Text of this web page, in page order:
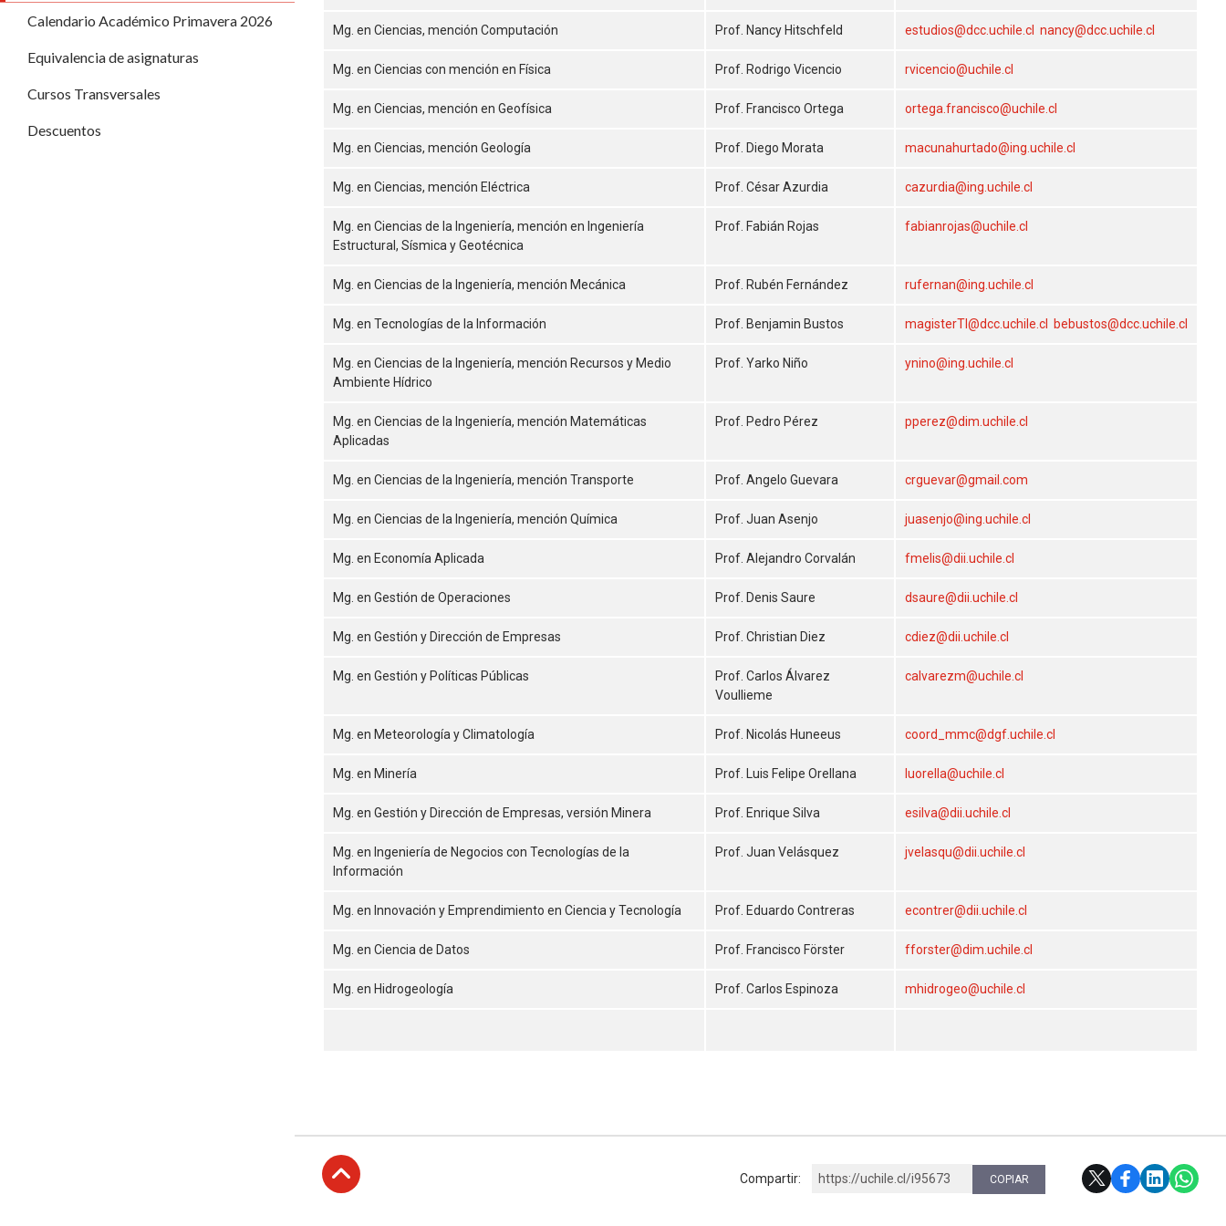
Calendario Académico Primavera 2026
Equivalencia de asignaturas
Cursos Transversales
Descuentos
Mg. en Ciencias, mención Computación Prof. Nancy Hitschfeld estudios@dcc.uchile.cl nancy@dcc.uchile.cl
Mg. en Ciencias con mención en Física Prof. Rodrigo Vicencio rvicencio@uchile.cl
Mg. en Ciencias, mención en Geofísica Prof. Francisco Ortega ortega.francisco@uchile.cl
Mg. en Ciencias, mención Geología Prof. Diego Morata macunahurtado@ing.uchile.cl
Mg. en Ciencias, mención Eléctrica Prof. César Azurdia cazurdia@ing.uchile.cl
Mg. en Ciencias de la Ingeniería, mención en Ingeniería
Estructural, Sísmica y Geotécnica
Prof. Fabián Rojas fabianrojas@uchile.cl
Mg. en Ciencias de la Ingeniería, mención Mecánica Prof. Rubén Fernández rufernan@ing.uchile.cl
Mg. en Tecnologías de la Información Prof. Benjamin Bustos magisterTI@dcc.uchile.cl bebustos@dcc.uchile.cl
Mg. en Ciencias de la Ingeniería, mención Recursos y Medio
Ambiente Hídrico
Prof. Yarko Niño ynino@ing.uchile.cl
Mg. en Ciencias de la Ingeniería, mención Matemáticas
Aplicadas
Prof. Pedro Pérez pperez@dim.uchile.cl
Mg. en Ciencias de la Ingeniería, mención Transporte Prof. Angelo Guevara crguevar@gmail.com
Mg. en Ciencias de la Ingeniería, mención Química Prof. Juan Asenjo juasenjo@ing.uchile.cl
Mg. en Economía Aplicada Prof. Alejandro Corvalán fmelis@dii.uchile.cl
Mg. en Gestión de Operaciones Prof. Denis Saure dsaure@dii.uchile.cl
Mg. en Gestión y Dirección de Empresas Prof. Christian Diez cdiez@dii.uchile.cl
Mg. en Gestión y Políticas Públicas
Prof. Carlos Álvarez
Voullieme
calvarezm@uchile.cl
Mg. en Meteorología y Climatología Prof. Nicolás Huneeus coord_mmc@dgf.uchile.cl
Mg. en Minería Prof. Luis Felipe Orellana luorella@uchile.cl
Mg. en Gestión y Dirección de Empresas, versión Minera Prof. Enrique Silva esilva@dii.uchile.cl
Mg. en Ingeniería de Negocios con Tecnologías de la
Información
Prof. Juan Velásquez jvelasqu@dii.uchile.cl
Mg. en Innovación y Emprendimiento en Ciencia y Tecnología Prof. Eduardo Contreras econtrer@dii.uchile.cl
Mg. en Ciencia de Datos Prof. Francisco Förster fforster@dim.uchile.cl
Mg. en Hidrogeología Prof. Carlos Espinoza mhidrogeo@uchile.cl
Compartir: https://uchile.cl/i95673 COPIAR